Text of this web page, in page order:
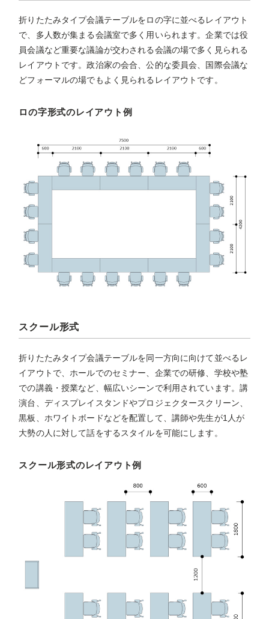
折りたたみタイプ会議テーブルをロの字に並べるレイアウト
で、多人数が集まる会議室で多く用いられます。企業では役
員会議など重要な議論が交わされる会議の場で多く見られる
レイアウトです。政治家の会合、公的な委員会、国際会議な
どフォーマルの場でもよく見られるレイアウトです。
ロの字形式のレイアウト例
スクール形式
折りたたみタイプ会議テーブルを同一方向に向けて並べるレ
イアウトで、ホールでのセミナー、企業での研修、学校や塾
での講義・授業など、幅広いシーンで利用されています。講
演台、ディスプレイスタンドやプロジェクタースクリーン、
黒板、ホワイトボードなどを配置して、講師や先生が1人が
大勢の人に対して話をするスタイルを可能にします。
スクール形式のレイアウト例